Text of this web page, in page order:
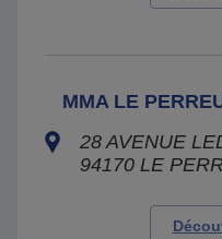
MMA LE
28 AVENUE
94170 LE